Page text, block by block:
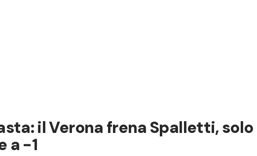
il Verona frena Spalletti,
a -1